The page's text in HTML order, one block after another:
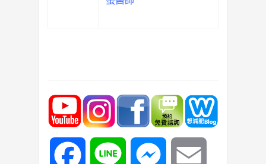
Facebook Line Messenger